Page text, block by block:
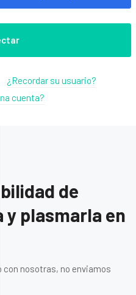
¿Recordar su usuario?
cuenta?
de
y plasmarla en
nosotras, no enviamos